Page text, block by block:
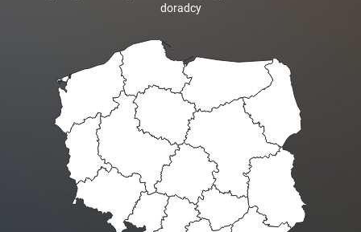
doradcy